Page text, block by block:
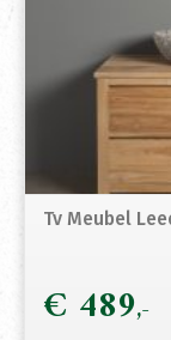
Tv Meubel
€ 489